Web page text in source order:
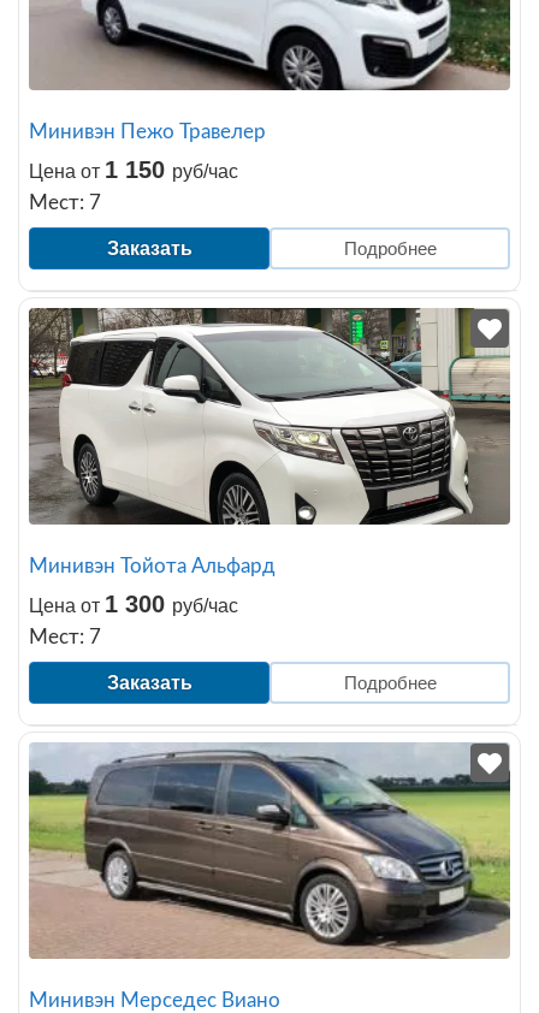
Минивэн Пежо Травелер
Цена от 1 150 руб/час
Мест: 7
Заказать Подробнее
Минивэн Тойота Альфард
Цена от 1 300 руб/час
Мест: 7
Заказать Подробнее
Минивэн Мерседес Виано